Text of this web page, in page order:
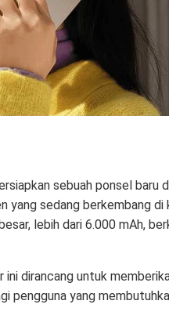
sebuah ponsel baru
yang sedang berkembang di
lebih dari 6.000 mAh,
dirancang untuk
pengguna yang